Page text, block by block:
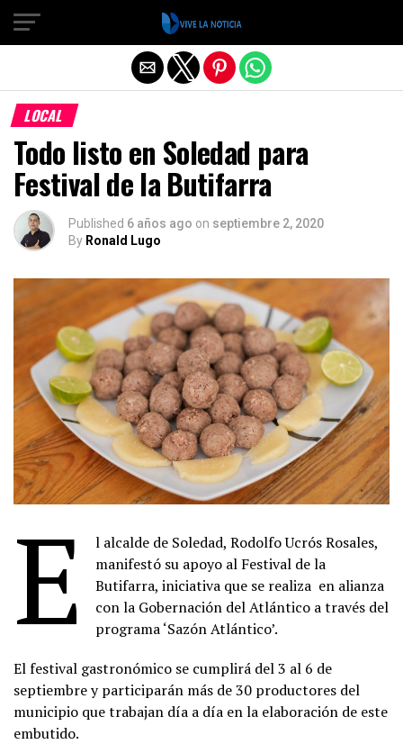
LOCAL
Todo listo en Soledad para
Festival de la Butifarra
Published 6 años ago on septiembre 2, 2020
By Ronald Lugo
E
l alcalde de Soledad, Rodolfo Ucrós Rosales,
manifestó su apoyo al Festival de la
Butifarra, iniciativa que se realiza en alianza
con la Gobernación del Atlántico a través del
programa ‘Sazón Atlántico’.
El festival gastronómico se cumplirá del 3 al 6 de
septiembre y participarán más de 30 productores del
municipio que trabajan día a día en la elaboración de este
embutido.
Salir de la versión móvil